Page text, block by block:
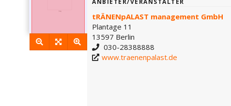
ANBIETER/VERANSTALTER
tRÄNENpALAST management GmbH
Plantage 11
13597 Berlin
030-28388888
www.traenenpalast.de